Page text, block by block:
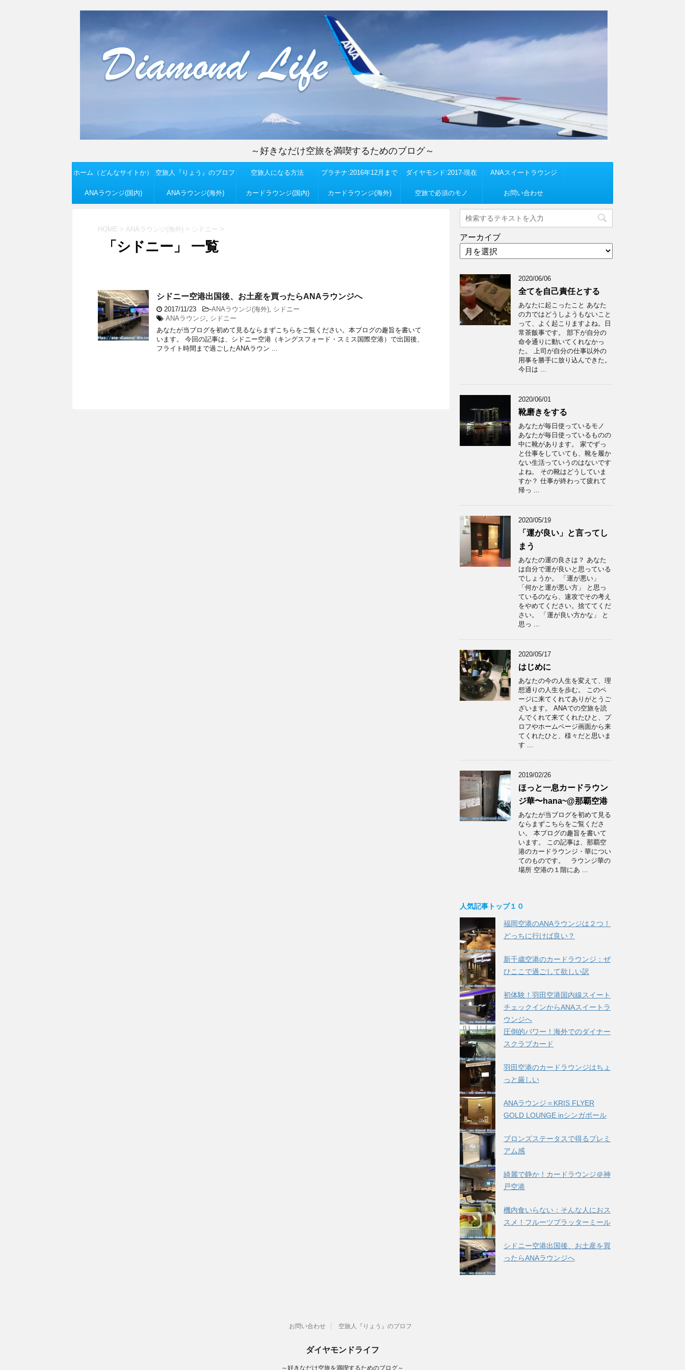
～好きなだけ空旅を満喫するためのブログ～
ホーム（どんなサイトか） 空旅人『りょう』のプロフ 空旅人になる方法 プラチナ:2016年12月まで ダイヤモンド:2017-現在 ANAスイートラウンジ
ANAラウンジ(国内) ANAラウンジ(海外) カードラウンジ(国内) カードラウンジ(海外) 空旅で必須のモノ お問い合わせ
HOME > ANAラウンジ(海外) > シドニー >
「シドニー」 一覧
シドニー空港出国後、お土産を買ったらANAラウンジへ
2017/11/23 -ANAラウンジ(海外) シドニー
ANAラウンジ
シドニー
あなたが当ブログを初めて見るならまずこちらをご覧ください。本ブログの趣旨を書いて
います。 ​今回の記事は、シドニー空港（キングスフォード・スミス国際空港）で出国後、
フライト時間まで過ごしたANAラウン ...
アーカイブ
2020/06/06
全てを自己責任とする
あなたに起こったこと あなた
の力ではどうしようもないこと
って、よく起こりますよね。日
常茶飯事です。 部下が自分の
命令通りに動いてくれなかっ
た。 上司が自分の仕事以外の
用事を勝手に放り込んできた。
今日は ...
2020/06/01
靴磨きをする
あなたが毎日使っているモノ
あなたが毎日使っているものの
中に靴があります。 家でずっ
と仕事をしていても、靴を履か
ない生活っていうのはないです
よね。 その靴はどうしていま
すか？ 仕事が終わって疲れて
帰っ ...
2020/05/19
「運が良い」と言ってし
まう
あなたの運の良さは？ あなた
は自分で運が良いと思っている
でしょうか。 「運が悪い」
「何かと運が悪い方」 と思っ
ているのなら、速攻でその考え
をやめてください。捨ててくだ
さい。 「運が良い方かな」 と
思っ ...
2020/05/17
はじめに
あなたの今の人生を変えて、理
想通りの人生を歩む。 このペ
ージに来てくれてありがとうご
ざいます。 ANAでの空旅を読
んでくれて来てくれたひと、プ
ロフやホームページ画面から来
てくれたひと、様々だと思いま
す ...
2019/02/26
ほっと一息カードラウン
ジ華〜hana~@那覇空港
あなたが当ブログを初めて見る
ならまずこちらをご覧くださ
い。 本ブログの趣旨を書いて
います。 この記事は、那覇空
港のカードラウンジ・華につい
てのものです。 ラウンジ華の
場所 空港の１階にあ ...
人気記事トップ１０
福岡空港のANAラウンジは２つ！
どっちに行けば良い？
新千歳空港のカードラウンジ：ぜ
ひここで過ごして欲しい訳
初体験！羽田空港国内線スイート
チェックインからANAスイートラ
ウンジへ
圧倒的パワー！海外でのダイナー
スクラブカード
羽田空港のカードラウンジはちょ
っと厳しい
ANAラウンジ＝KRIS FLYER
GOLD LOUNGE inシンガポール
ブロンズステータスで得るプレミ
アム感
綺麗で静か！カードラウンジ＠神
戸空港
機内食いらない：そんな人におス
スメ！フルーツプラッターミール
シドニー空港出国後、お土産を買
ったらANAラウンジへ
お問い合わせ 空旅人『りょう』のプロフ
ダイヤモンドライフ
～好きなだけ空旅を満喫するためのブログ～